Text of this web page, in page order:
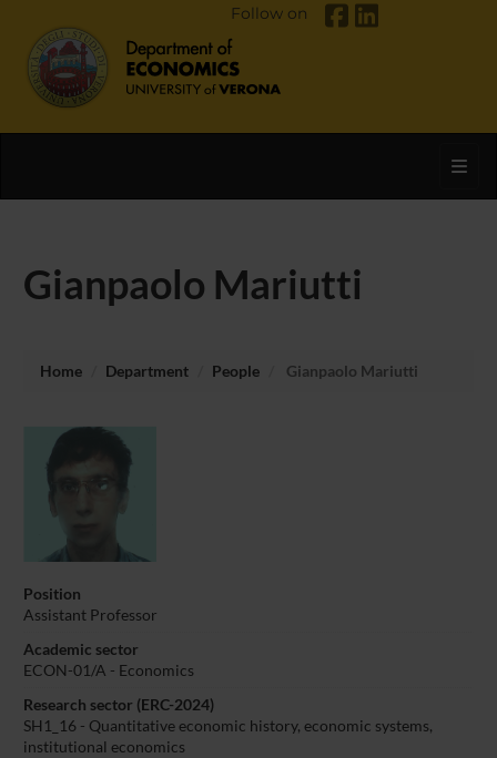
Follow on
Gianpaolo Mariutti
Home Department People Gianpaolo Mariutti
Position
Assistant Professor
Academic sector
ECON-01/A - Economics
Research sector (ERC-2024)
SH1_16 - Quantitative economic history, economic systems,
institutional economics